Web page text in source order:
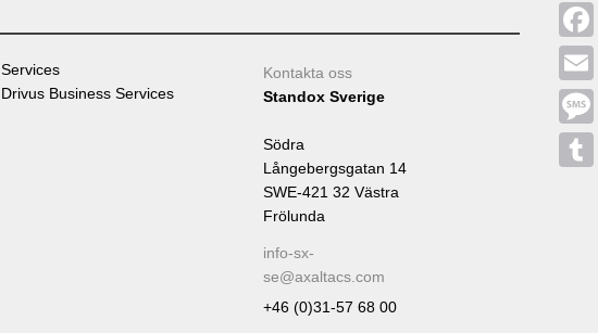
Email
Services
Drivus Business Services
Kontakta oss
Standox Sverige
Södra
Långebergsgatan 14
SWE-421 32 Västra
Frölunda
info-sx-
se@axaltacs.com
+46 (0)31-57 68 00